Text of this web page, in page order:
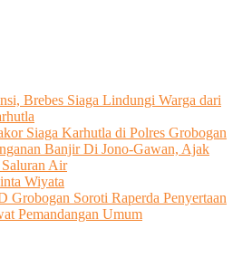
Brebes Siaga Lindungi Warga dari
Siaga Karhutla di Polres Grobogan
Banjir Di Jono-Gawan, Ajak
Saluran Air
Wiyata
Grobogan Soroti Raperda Penyertaan
Pemandangan Umum